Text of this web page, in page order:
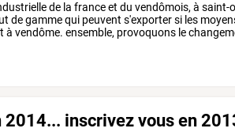
de la franceet du vendômois,à saint-
degammequi peuvent s'exportersi les
à vendôme. ensemble, provoquons le
2014... inscrivez vous en